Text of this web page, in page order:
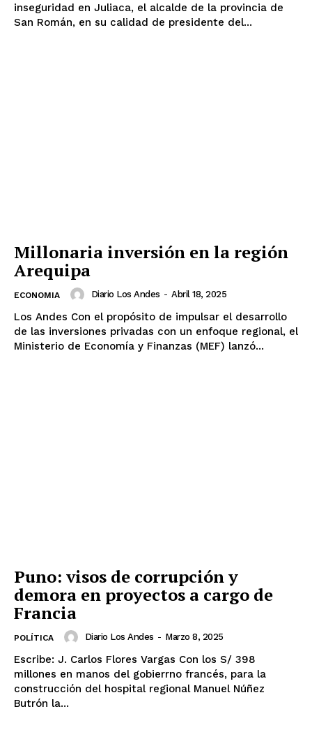
inseguridad en Juliaca, el alcalde de la provincia de
San Román, en su calidad de presidente del...
Millonaria inversión en la región
Arequipa
ECONOMIA Diario Los Andes - Abril 18, 2025
Los Andes Con el propósito de impulsar el desarrollo
de las inversiones privadas con un enfoque regional, el
Ministerio de Economía y Finanzas (MEF) lanzó...
Puno: visos de corrupción y
demora en proyectos a cargo de
Francia
POLÍTICA Diario Los Andes - Marzo 8, 2025
Escribe: J. Carlos Flores Vargas Con los S/ 398
millones en manos del gobierrno francés, para la
construcción del hospital regional Manuel Núñez
Butrón la...